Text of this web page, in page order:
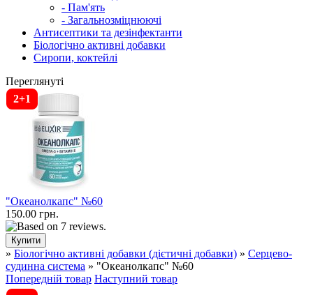
- Пам'ять
- Загальнозміцнюючі
Антисептики та дезінфектанти
Біологічно активні добавки
Сиропи, коктейлі
Переглянуті
2+1
"Океанолкапс" №60
150.00 грн.
» Біологічно активні добавки (дієтичні добавки) » Серцево-
судинна система » "Океанолкапс" №60
Попередній товар Наступний товар